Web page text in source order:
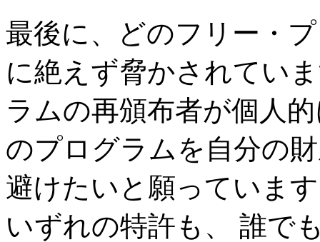
最後に、どのフリー・
に絶えず脅かされてい
ラムの再頒布者が個人
のプログラムを自分の
避けたいと願っていま
いずれの特許も、 誰で